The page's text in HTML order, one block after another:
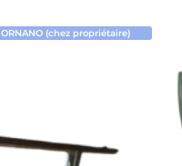
ORNANO (chez propriétaire)